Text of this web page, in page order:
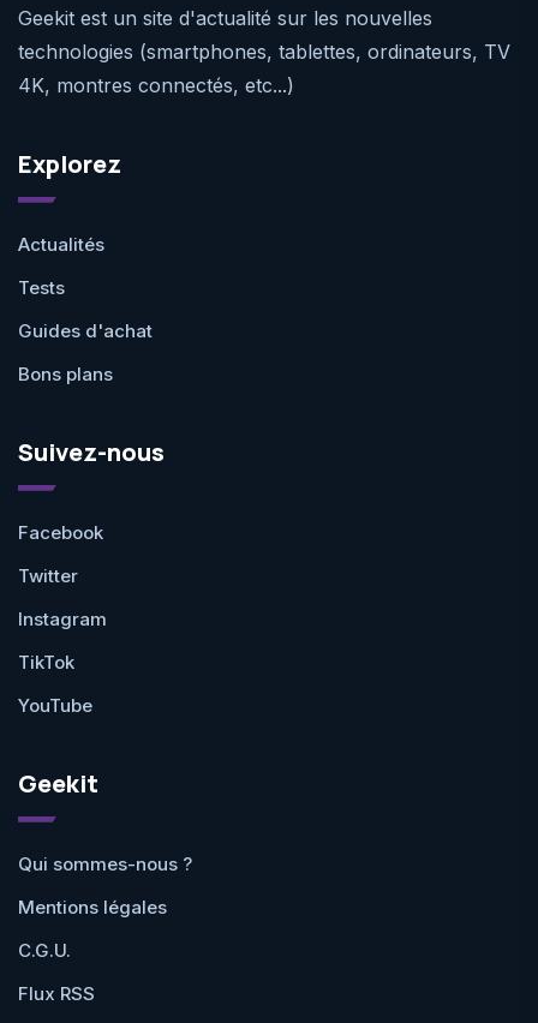
Geekit est un site d'actualité sur les nouvelles
technologies (smartphones, tablettes, ordinateurs, TV
4K, montres connectés, etc...)
Explorez
Actualités
Tests
Guides d'achat
Bons plans
Suivez-nous
Facebook
Twitter
Instagram
TikTok
YouTube
Geekit
Qui sommes-nous ?
Mentions légales
C.G.U.
Flux RSS